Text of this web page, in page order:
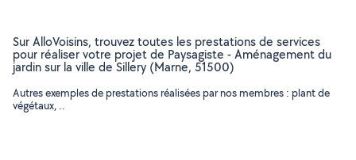
Sur AlloVoisins, trouvez toutes les prestations de services
pour réaliser votre projet de Paysagiste - Aménagement du
jardin sur la ville de Sillery (Marne, 51500)
Autres exemples de prestations réalisées par nos membres : plant de
végétaux, ..